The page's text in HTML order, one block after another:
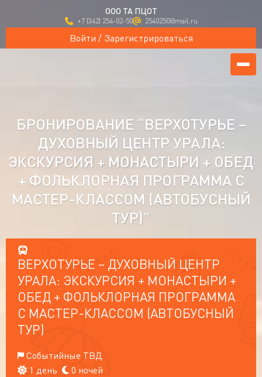
ООО ТА ПЦОТ
+7 (342) 254-02-50 2540250@mail.ru
Войти / Зарегистрироваться
БРОНИРОВАНИЕ “ВЕРХОТУРЬЕ –
ДУХОВНЫЙ ЦЕНТР УРАЛА:
ЭКСКУРСИЯ + МОНАСТЫРИ + ОБЕД
+ ФОЛЬКЛОРНАЯ ПРОГРАММА С
МАСТЕР-КЛАССОМ (АВТОБУСНЫЙ
ТУР)”
ВЕРХОТУРЬЕ – ДУХОВНЫЙ ЦЕНТР
УРАЛА: ЭКСКУРСИЯ + МОНАСТЫРИ +
ОБЕД + ФОЛЬКЛОРНАЯ ПРОГРАММА
С МАСТЕР-КЛАССОМ (АВТОБУСНЫЙ
ТУР)
Событийные ТВД
1 день
0 ночей